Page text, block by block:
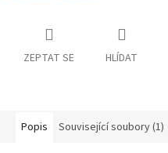
ZEPTAT SE HLÍDAT
Popis Související soubory (1)